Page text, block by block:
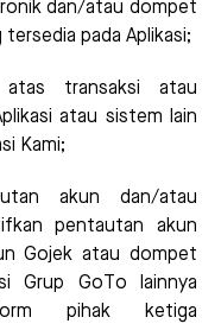
dan/atau dompet
pada Aplikasi;
transaksi atau
atau sistem lain
Kami;
akun dan/atau
pentautan akun
Gojek atau dompet
Grup GoTo lainnya
pihak ketiga